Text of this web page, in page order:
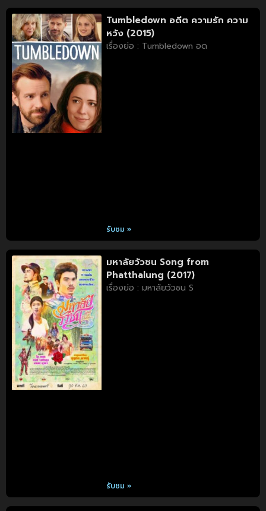
Tumbledown อดีต ความรัก ความ
หวัง (2015)
เรื่องย่อ : Tumbledown อด
รับชม »
มหาลัยวัวชน Song from
Phatthalung (2017)
เรื่องย่อ : มหาลัยวัวชน S
รับชม »